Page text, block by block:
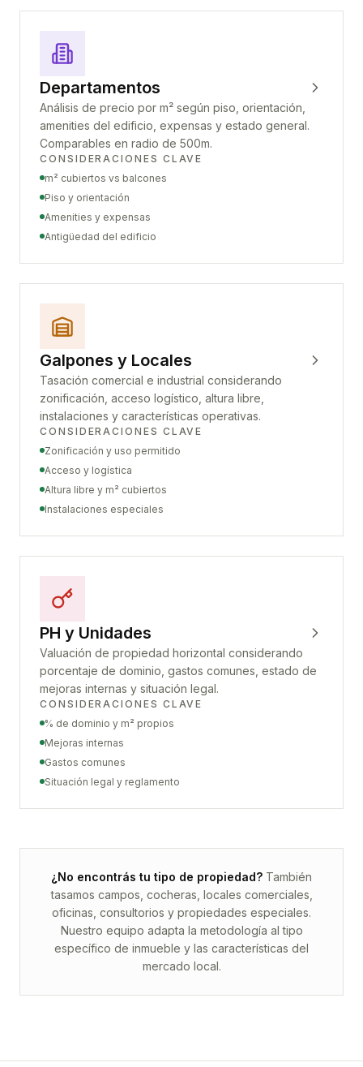
Departamentos
Análisis de precio por m² según piso, orientación,
amenities del edificio, expensas y estado general.
Comparables en radio de 500m.
CONSIDERACIONES CLAVE
m² cubiertos vs balcones
Piso y orientación
Amenities y expensas
Antigüedad del edificio
Galpones y Locales
Tasación comercial e industrial considerando
zonificación, acceso logístico, altura libre,
instalaciones y características operativas.
CONSIDERACIONES CLAVE
Zonificación y uso permitido
Acceso y logística
Altura libre y m² cubiertos
Instalaciones especiales
PH y Unidades
Valuación de propiedad horizontal considerando
porcentaje de dominio, gastos comunes, estado de
mejoras internas y situación legal.
CONSIDERACIONES CLAVE
% de dominio y m² propios
Mejoras internas
Gastos comunes
Situación legal y reglamento
¿No encontrás tu tipo de propiedad? También
tasamos campos, cocheras, locales comerciales,
oficinas, consultorios y propiedades especiales.
Nuestro equipo adapta la metodología al tipo
específico de inmueble y las características del
mercado local.